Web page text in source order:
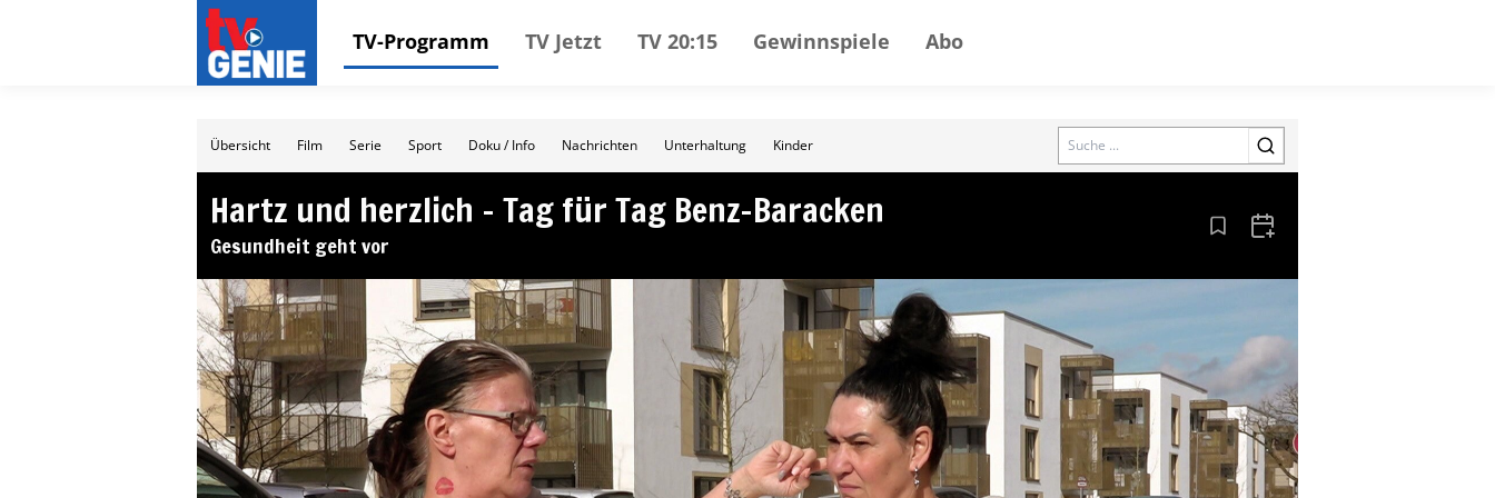
TV-Programm TV Jetzt TV 20:15 Gewinnspiele Abo
Übersicht Film Serie Sport Doku / Info Nachrichten Unterhaltung Kinder Search
Hartz und herzlich – Tag für Tag Benz-Baracken
Gesundheit geht vor Aus den Lesezeichen entfernen
Zum Kalender hinzufügen